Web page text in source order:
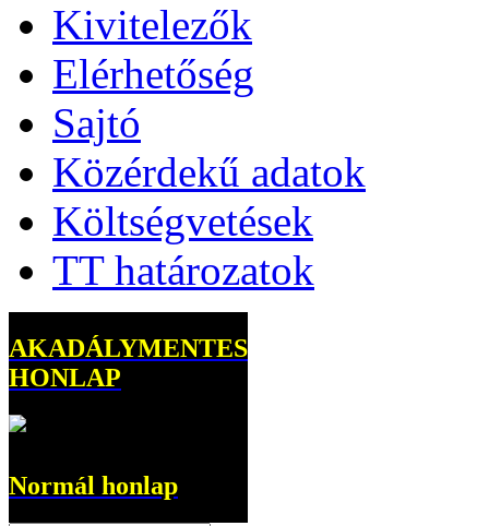
Kivitelezők
Elérhetőség
Sajtó
Közérdekű adatok
Költségvetések
TT határozatok
AKADÁLYMENTES
HONLAP
Normál honlap